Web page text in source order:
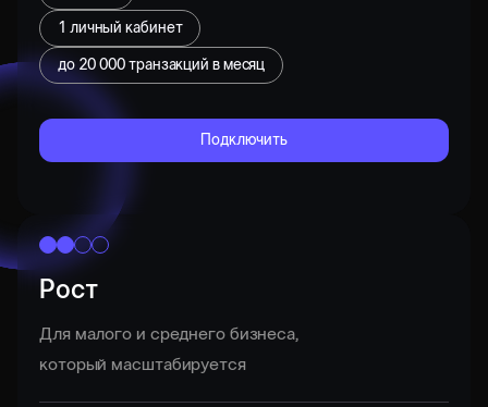
1 личный кабинет
до 20 000 транзакций в месяц
Подключить
Рост
Для малого и среднего бизнеса,
который масштабируется